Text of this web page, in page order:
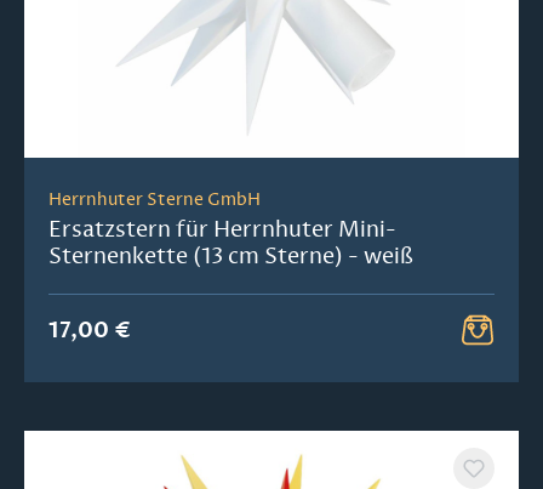
Herrnhuter Sterne GmbH
Ersatzstern für Herrnhuter Mini-
Sternenkette (13 cm Sterne) - weiß
17,00 €